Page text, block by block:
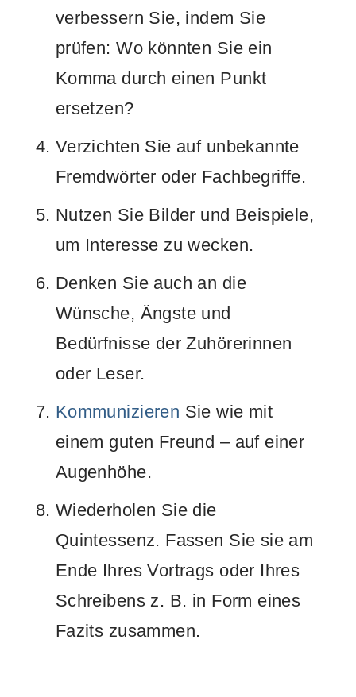
verbessern Sie, indem Sie
prüfen: Wo könnten Sie ein
Komma durch einen Punkt
ersetzen?
Verzichten Sie auf unbekannte
Fremdwörter oder Fachbegriffe.
Nutzen Sie Bilder und Beispiele,
um Interesse zu wecken.
Denken Sie auch an die
Wünsche, Ängste und
Bedürfnisse der Zuhörerinnen
oder Leser.
Kommunizieren Sie wie mit
einem guten Freund – auf einer
Augenhöhe.
Wiederholen Sie die
Quintessenz. Fassen Sie sie am
Ende Ihres Vortrags oder Ihres
Schreibens z. B. in Form eines
Fazits zusammen.